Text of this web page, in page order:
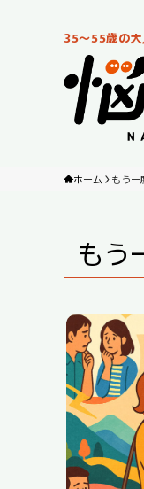
35～55歳の
ホーム もう一
もう